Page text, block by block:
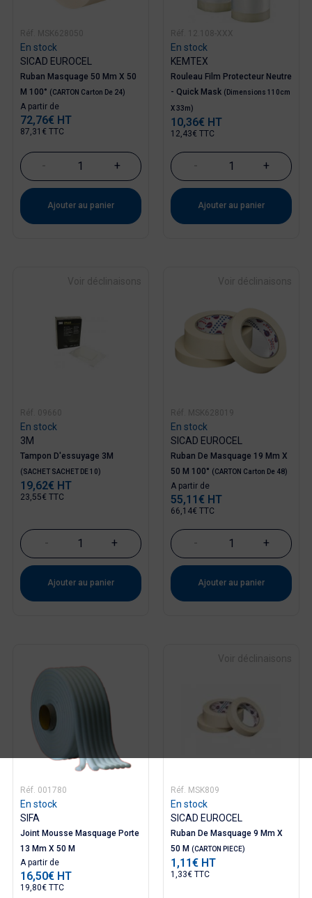
Réf. MSK628050
En stock
SICAD EUROCEL
Ruban Masquage 50 Mm X 50
M 100° (CARTON Carton De 24)
Prix
A partir de
72,76€ HT
87,31€ TTC
- +
Ajouter au panier
Réf. 12.108-XXX
En stock
KEMTEX
Rouleau Film Protecteur Neutre
- Quick Mask (Dimensions 110cm
X 33m)
Prix
10,36€ HT
12,43€ TTC
- +
Ajouter au panier
Voir déclinaisons
Réf. 09660
En stock
3M
Tampon D'essuyage 3M
(SACHET SACHET DE 10)
Prix
19,62€ HT
23,55€ TTC
- +
Ajouter au panier
Voir déclinaisons
Réf. MSK628019
En stock
SICAD EUROCEL
Ruban De Masquage 19 Mm X
50 M 100° (CARTON Carton De 48)
Prix
A partir de
55,11€ HT
66,14€ TTC
- +
Ajouter au panier
Réf. 001780
En stock
SIFA
Joint Mousse Masquage Porte
13 Mm X 50 M
Prix
A partir de
16,50€ HT
19,80€ TTC
Voir déclinaisons
Réf. MSK809
En stock
SICAD EUROCEL
Ruban De Masquage 9 Mm X
50 M (CARTON PIECE)
Prix
1,11€ HT
1,33€ TTC